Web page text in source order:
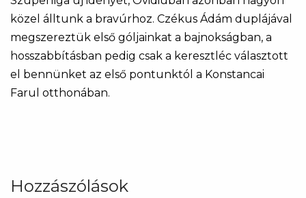
közel álltunk a bravúrhoz. Czékus Ádám duplájával
megszereztük első góljainkat a bajnokságban, a
hosszabbításban pedig csak a keresztléc választott
el bennünket az első pontunktól a Konstancai
Farul otthonában.
Hozzászólások